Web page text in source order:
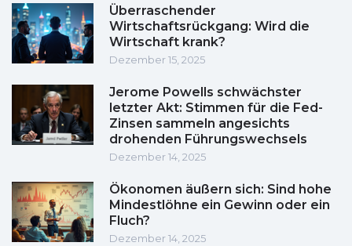
Überraschender
Wirtschaftsrückgang: Wird die
Wirtschaft krank?
Dezember 15, 2025
Jerome Powells schwächster
letzter Akt: Stimmen für die Fed-
Zinsen sammeln angesichts
drohenden Führungswechsels
Dezember 14, 2025
Ökonomen äußern sich: Sind hohe
Mindestlöhne ein Gewinn oder ein
Fluch?
Dezember 14, 2025